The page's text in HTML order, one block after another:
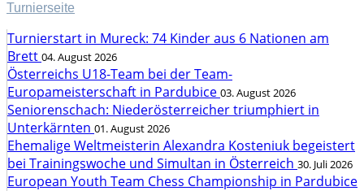
Turnierseite
Turnierstart in Mureck: 74 Kinder aus 6 Nationen am
Brett 04. August 2026
Österreichs U18-Team bei der Team-
Europameisterschaft in Pardubice 03. August 2026
Seniorenschach: Niederösterreicher triumphiert in
Unterkärnten 01. August 2026
Ehemalige Weltmeisterin Alexandra Kosteniuk begeistert
bei Trainingswoche und Simultan in Österreich 30. Juli 2026
European Youth Team Chess Championship in Pardubice